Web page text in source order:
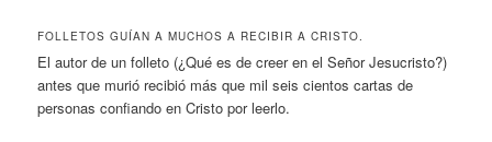
FOLLETOS GUÍAN A MUCHOS A RECIBIR A CRISTO.
El autor de un folleto (¿Qué es de creer en el Señor Jesucristo?)
antes que murió recibió más que mil seis cientos cartas de
personas confiando en Cristo por leerlo.